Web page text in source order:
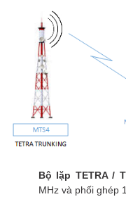
Bộ lặp TETRA /
MHz và phối ghép